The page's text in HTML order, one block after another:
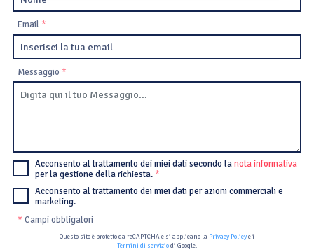
Email *
Messaggio *
Acconsento al trattamento dei miei dati secondo lanota informativa
per la gestione della richiesta.*
Acconsento al trattamento dei miei dati per azioni commerciali e
marketing.
* Campi obbligatori
Questo sito è protetto da reCAPTCHA e si applicano la Privacy Policye i
Termini di serviziodi Google.